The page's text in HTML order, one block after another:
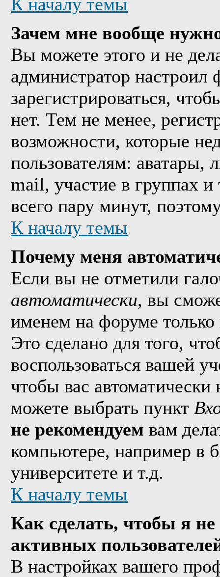
Зачем мне вообще
Вы можете этого и не
администратор
зарегистрироваться,
нет. Тем не менее,
возможности, которые
пользователям: аватары,
mail, участие в группах и
всего пару минут,
К началу темы
Почему меня
Если вы не отметили
автоматически, вы
именем на форуме только
Это сделано для того,
воспользоваться вашей
чтобы вас
можете выбрать пункт
не рекомендуем вам
компьютере, например в
университете и т.д.
К началу темы
Как сделать, чтобы я
активных
В настройках вашего